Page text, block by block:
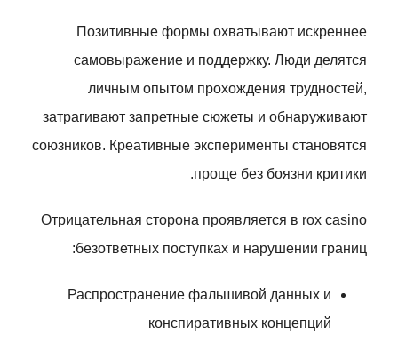
Позитивные формы охватывают искреннее
самовыражение и поддержку. Люди делятся
личным опытом прохождения трудностей,
затрагивают запретные сюжеты и обнаруживают
союзников. Креативные эксперименты становятся
проще без боязни критики.
Отрицательная сторона проявляется в rox casino
безответных поступках и нарушении границ:
Распространение фальшивой данных и
конспиративных концепций